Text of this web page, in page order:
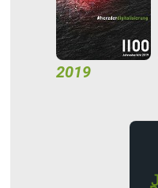
2019